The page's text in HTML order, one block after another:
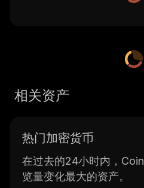
相关资产
热门加密货币
在过去的24小时内，
览量变化最大的资产。